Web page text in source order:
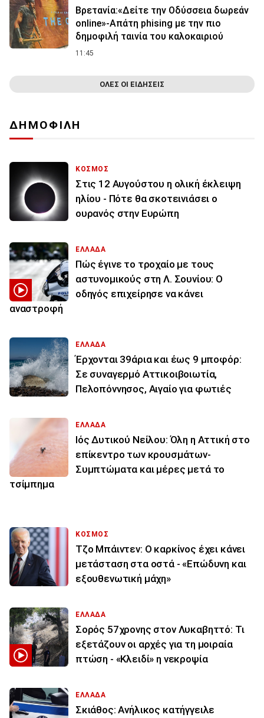
Βρετανία:«Δείτε την Οδύσσεια δωρεάν
online»-Απάτη phising με την πιο
δημοφιλή ταινία του καλοκαιριού
11:45
ΟΛΕΣ ΟΙ ΕΙΔΗΣΕΙΣ
ΔΗΜΟΦΙΛΗ
ΚΟΣΜΟΣ
Στις 12 Αυγούστου η ολική έκλειψη
ηλίου - Πότε θα σκοτεινιάσει ο
ουρανός στην Ευρώπη
ΕΛΛΑΔΑ
Πώς έγινε το τροχαίο με τους
αστυνομικούς στη Λ. Σουνίου: Ο
οδηγός επιχείρησε να κάνει
αναστροφή
ΕΛΛΑΔΑ
Έρχονται 39άρια και έως 9 μποφόρ:
Σε συναγερμό Αττικοιβοιωτία,
Πελοπόννησος, Αιγαίο για φωτιές
ΕΛΛΑΔΑ
Ιός Δυτικού Νείλου: Όλη η Αττική στο
επίκεντρο των κρουσμάτων-
Συμπτώματα και μέρες μετά το
τσίμπημα
ΚΟΣΜΟΣ
Τζο Μπάιντεν: Ο καρκίνος έχει κάνει
μετάσταση στα οστά - «Επώδυνη και
εξουθενωτική μάχη»
ΕΛΛΑΔΑ
Σορός 57χρονης στον Λυκαβηττό: Τι
εξετάζουν οι αρχές για τη μοιραία
πτώση - «Κλειδί» η νεκροψία
ΕΛΛΑΔΑ
Σκιάθος: Ανήλικος κατήγγειλε